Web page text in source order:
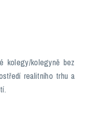
kolegy/kolegyně bez
realitního trhu a